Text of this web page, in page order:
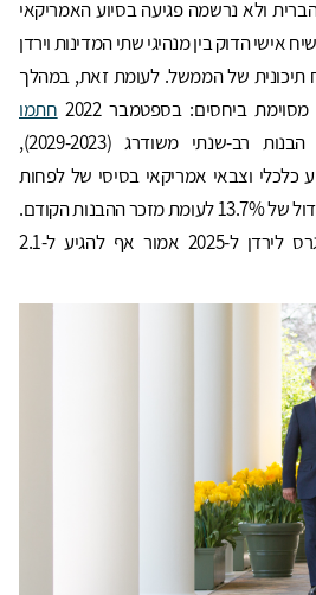
ולא נרשמה פגיעה בסיוע האמריקאי
הדוק בין מנהיגי שתי המדינות וירדן
תיכונית של הממשל. לעומת זאת, במהלך
ביחסים: בספטמבר 2022
חתמו
וושינגטון ועמאן על מזכר הבנות רב-שנתי משודרג (2029-2023),
כלכלי וצבאי אמריקאי בסיסי של לפחות
1.45 מיליארד דולר בשנה - גידול של 13.7% לעומת מזכר ההבנות הקודם.
הסיוע השנתי שאישר הקונגרס לירדן ל-2025 אמור אף להגיע ל-2.1